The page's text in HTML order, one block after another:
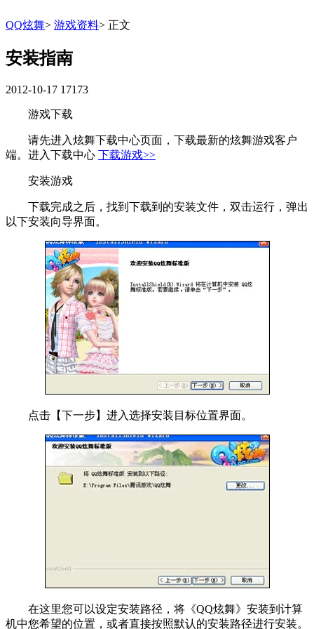
QQ炫舞> 游戏资料> 正文
安装指南
2012-10-17 17173
游戏下载
请先进入炫舞下载中心页面，下载最新的炫舞游戏客户
端。进入下载中心 下载游戏>>
安装游戏
下载完成之后，找到下载到的安装文件，双击运行，弹出
以下安装向导界面。
点击【下一步】进入选择安装目标位置界面。
在这里您可以设定安装路径，将《QQ炫舞》安装到计算
机中您希望的位置，或者直接按照默认的安装路径进行安装。